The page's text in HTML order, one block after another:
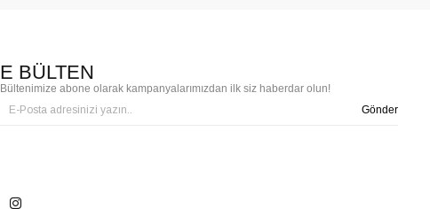
E BÜLTEN
Bültenimize abone olarak kampanyalarımızdan ilk siz haberdar olun!
Gönder